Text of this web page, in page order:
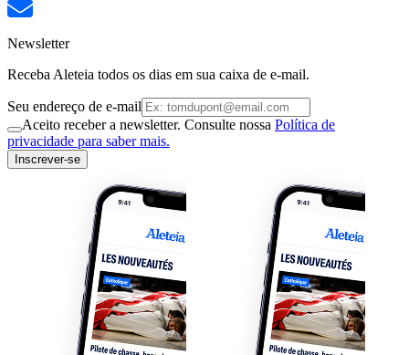
Newsletter
Receba Aleteia todos os dias em sua caixa de e-mail.
Seu endereço de e-mail
Aceito receber a newsletter. Consulte nossa Política de
privacidade para saber mais.
Inscrever-se